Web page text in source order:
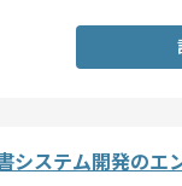
システム開発のエ